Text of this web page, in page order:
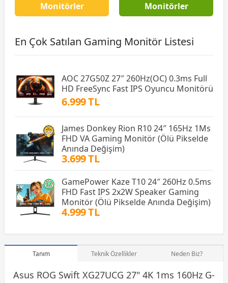
Monitörler
Monitörler
En Çok Satılan Gaming Monitör Listesi
AOC 27G50Z 27″ 260Hz(OC) 0.3ms Full
HD FreeSync Fast IPS Oyuncu Monitörü
6.999 TL
James Donkey Rion R10 24″ 165Hz 1Ms
FHD VA Gaming Monitör (Ölü Pikselde
Anında Değişim)
3.699 TL
GamePower Kaze T10 24″ 260Hz 0.5ms
FHD Fast IPS 2x2W Speaker Gaming
Monitör (Ölü Pikselde Anında Değişim)
4.999 TL
Tanım Teknik Özellikler Neden Biz?
Asus ROG Swift XG27UCG 27" 4K 1ms 160Hz G-